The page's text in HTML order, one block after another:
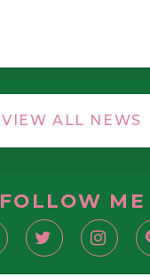
VIEW ALL NEWS
FOLLOW ME